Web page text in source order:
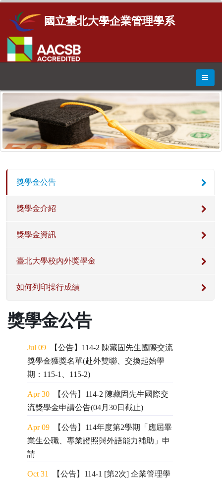
國立臺北大學企業管理學系
獎學金公告
獎學金介紹
獎學金資訊
臺北大學校內外獎學金
如何列印操行成績
獎學金公告
Jul 09 【公告】114-2 陳藏固先生國際交流
獎學金獲獎名單(赴外雙聯、交換起始學
期：115-1、115-2)
Apr 30 【公告】114-2 陳藏固先生國際交
流獎學金申請公告(04月30日截止)
Apr 09 【公告】114年度第2學期「應屆畢
業生公職、專業證照與外語能力補助」申
請
Oct 31
【公告】114-1 [第2次] 企業管理學